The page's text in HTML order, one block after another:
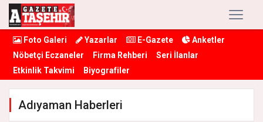
Foto Galeri Yazarlar E-Gazete
Anketler
Nöbetçi Eczaneler
Firma Rehberi
Seri İlanlar
Etkinlik Takvimi
Biyografiler
Adıyaman Haberleri